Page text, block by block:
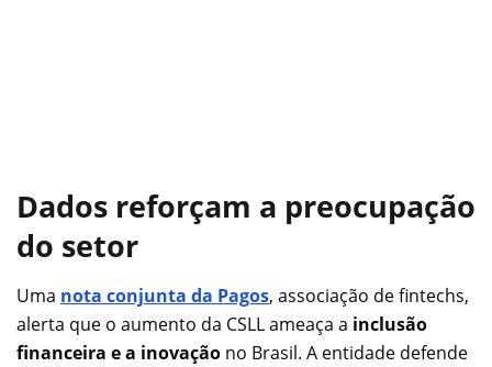
Dados reforçam a preocupação
do setor
Uma nota conjunta da Pagos, associação de fintechs,
alerta que o aumento da CSLL ameaça a inclusão
financeira e a inovação no Brasil. A entidade defende